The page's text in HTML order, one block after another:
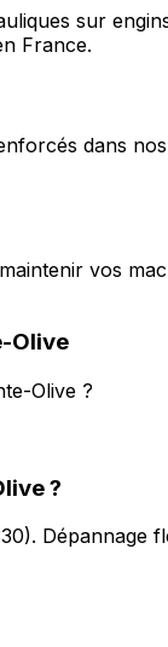
sur
France.
dans
vos
Olive
Olive ?
?
). Dépannage